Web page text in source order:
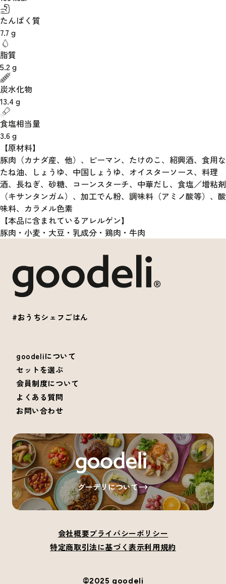
たんぱく質
7.7 g
脂質
5.2g
炭水化物
13.4 g
食塩相当量
3.6 g
【原材料】
豚肉（カナダ産、他）、ピーマン、たけのこ、紹興酒、食用な
たね油、しょうゆ、中国しょうゆ、オイスターソース、料理
酒、長ねぎ、砂糖、コーンスターチ、中華だし、食塩／増粘剤
（キサンタンガム）、加工でん粉、調味料（アミノ酸等）、酸
味料、カラメル色素
【本品に含まれているアレルゲン】
豚肉・小麦・大豆・乳成分・鶏肉・牛肉
#おうちシェフごはん
goodeliについて
セットを選ぶ
会員制度について
よくある質問
お問い合わせ
グーデリについて
会社概要プライバシーポリシー
特定商取引法に基づく表示利用規約
©2025 goodeli